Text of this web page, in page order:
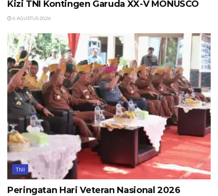
Kizi TNI Kontingen Garuda XX-V MONUSCO
6 AGUSTUS 2026
TNI
Peringatan Hari Veteran Nasional 2026